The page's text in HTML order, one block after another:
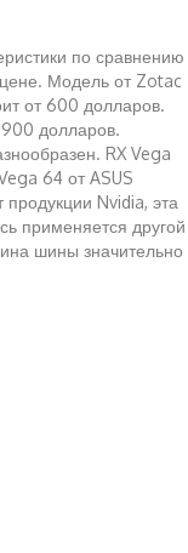
по сравнению
Модель от Zotac
от 600 долларов.
долларов.
RX Vega
64 от ASUS
Nvidia, эта
применяется другой
шины значительно